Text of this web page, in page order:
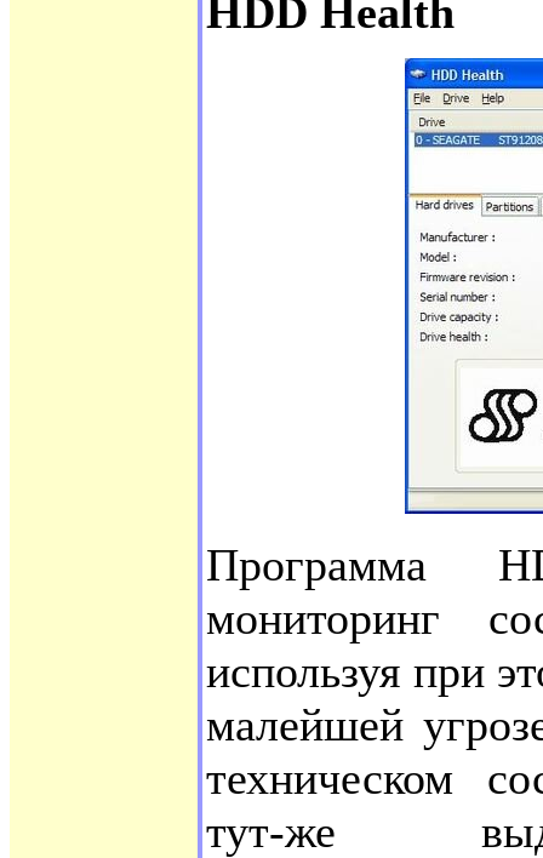
HDD Health
Программа
мониторинг
используя при
малейшей
техническом
тут-же